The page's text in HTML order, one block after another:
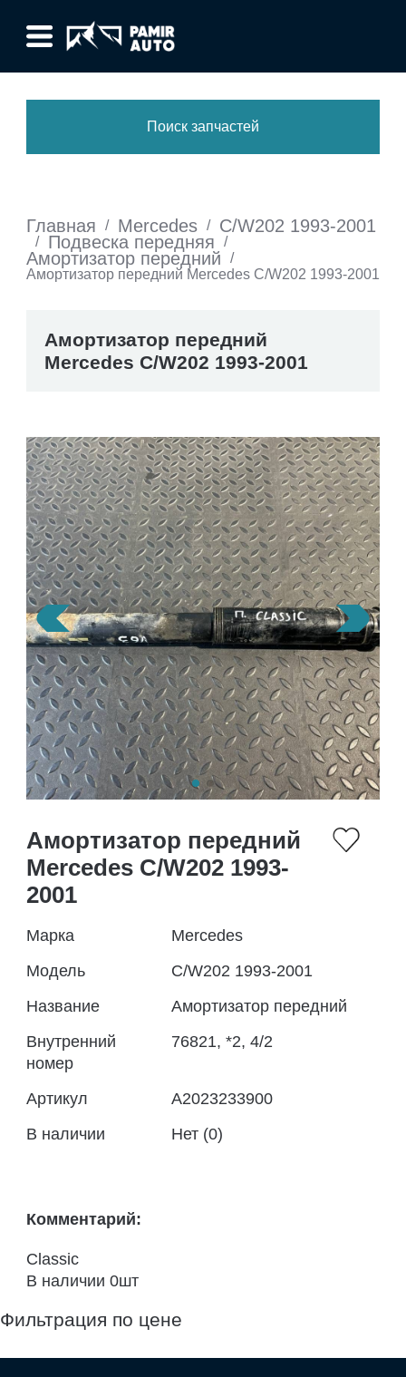
Поиск запчастей
Главная / Mercedes / C/W202 1993-2001
/ Подвеска передняя /
Амортизатор передний
/
Амортизатор передний Mercedes C/W202 1993-2001
Амортизатор передний
Mercedes C/W202 1993-2001
Амортизатор передний
Mercedes C/W202 1993-
2001
Марка
Mercedes
Модель
C/W202 1993-2001
Название
Амортизатор передний
Внутренний
номер
76821, *2, 4/2
Артикул
A2023233900
В наличии
Нет (0)
Комментарий:
Classic
В наличии 0шт
Фильтрация по цене